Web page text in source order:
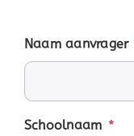
Naam aanvrager
Schoolnaam *